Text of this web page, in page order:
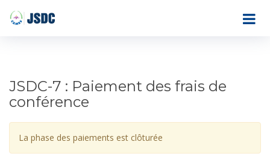
JSDC-7 : Paiement des frais de
conférence
La phase des paiements est clôturée